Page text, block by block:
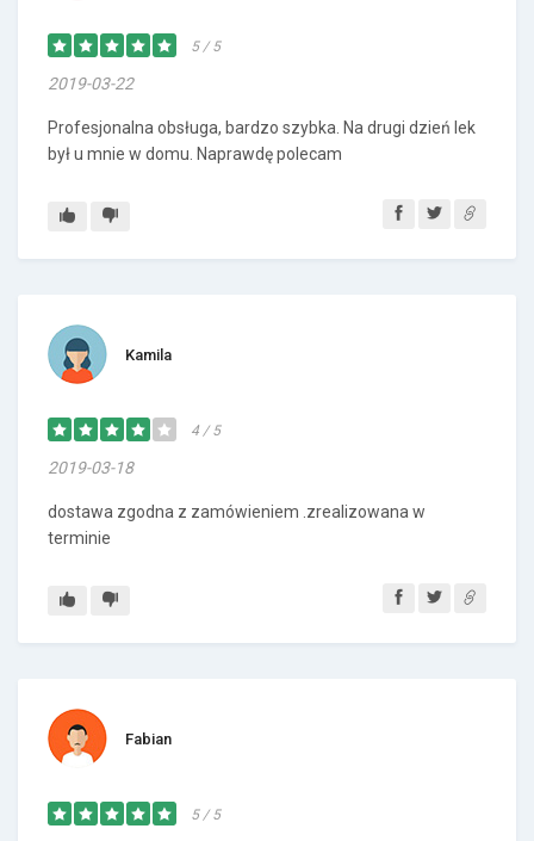
5 / 5
2019-03-22
Profesjonalna obsługa, bardzo szybka. Na drugi dzień lek
był u mnie w domu. Naprawdę polecam
Kamila
4 / 5
2019-03-18
dostawa zgodna z zamówieniem .zrealizowana w
terminie
Fabian
5 / 5